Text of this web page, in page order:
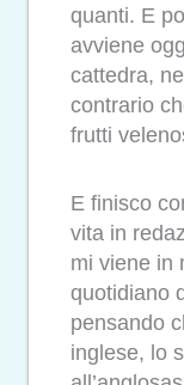
quanti. E
avviene
cattedra,
contrario
frutti
E finisco
vita in
mi viene in
quotidiano
pensando
inglese, lo